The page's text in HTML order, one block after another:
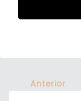
Anterior